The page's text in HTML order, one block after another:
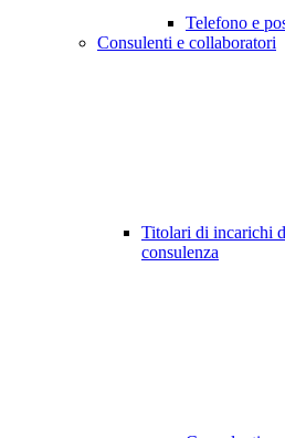
Telefono e
Consulenti e collaboratori
Titolari di incarichi
consulenza